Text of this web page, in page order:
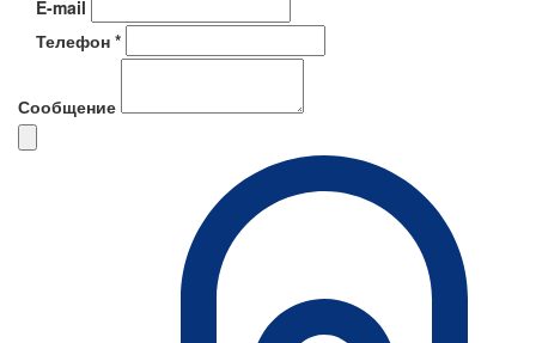
E-mail
Телефон *
Сообщение